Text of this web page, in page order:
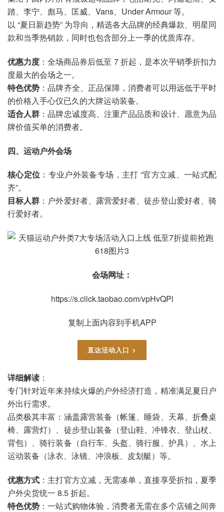
踏、李宁、彪马、匡威、Vans、Under Armour 等。
以 “夏日新趋势” 为导向，精选各大品牌的经典爆款、明星同
款和当季热销款，同时也包含部分上一季的优质库存。
优惠力度 ：全场商品券后低至 7 折起，是本次平销季折扣力
度最大的会场之一。
特色优势 ：品牌齐全、正品保障，消费者可以用远低于平时
的价格入手心仪已久的大牌运动装备。
适合人群 ：品牌忠诚度高、注重产品品质和设计、愿意为品
牌价值买单的消费者。
四、运动户外会场
核心定位 ：专业户外装备专场，主打 “官方立减、一站式配
齐”。
目标人群 ：户外爱好者、露营爱好者、徒步登山爱好者、骑
行爱好者。
会场网址：
https://s.click.taobao.com/vpHvQPl
复制上面内容到手机APP
直达活动入口 >
详细解读 ：
专门针对近年来持续火爆的户外经济打造，精准满足夏日户
外出行需求。
品类极其丰富：涵盖露营装备（帐篷、睡袋、天幕、折叠桌
椅、露营灯）、徒步登山装备（登山鞋、冲锋衣、登山杖、
背包）、骑行装备（自行车、头盔、骑行服、护具）、水上
运动装备（泳衣、泳镜、冲浪板、皮划艇）等。
优惠方式 ：主打官方立减，无需凑单，直接享受折扣，夏季
户外尖货统一 8.5 折起。
特色优势 ：一站式购物体验，消费者无需在多个店铺之间奔